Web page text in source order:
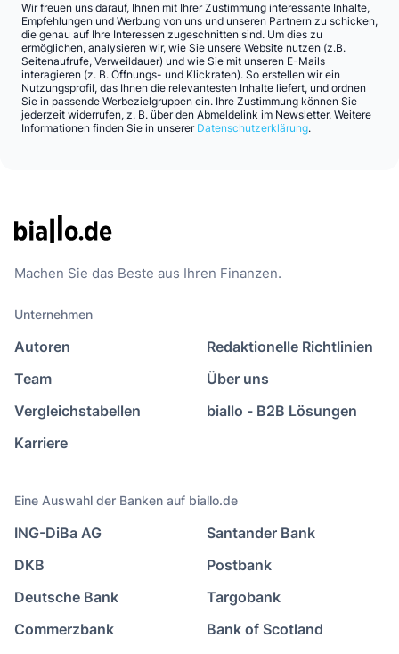
Wir freuen uns darauf, Ihnen mit Ihrer Zustimmung interessante Inhalte,
Empfehlungen und Werbung von uns und unseren Partnern zu schicken,
die genau auf Ihre Interessen zugeschnitten sind. Um dies zu
ermöglichen, analysieren wir, wie Sie unsere Website nutzen (z.B.
Seitenaufrufe, Verweildauer) und wie Sie mit unseren E-Mails
interagieren (z. B. Öffnungs- und Klickraten). So erstellen wir ein
Nutzungsprofil, das Ihnen die relevantesten Inhalte liefert, und ordnen
Sie in passende Werbezielgruppen ein. Ihre Zustimmung können Sie
jederzeit widerrufen, z. B. über den Abmeldelink im Newsletter. Weitere
Informationen finden Sie in unserer Datenschutzerklärung.
Machen Sie das Beste aus Ihren Finanzen.
Unternehmen
Autoren
Team
Vergleichstabellen
Karriere
Redaktionelle Richtlinien
Über uns
biallo - B2B Lösungen
Eine Auswahl der Banken auf biallo.de
ING-DiBa AG
DKB
Deutsche Bank
Commerzbank
Santander Bank
Postbank
Targobank
Bank of Scotland